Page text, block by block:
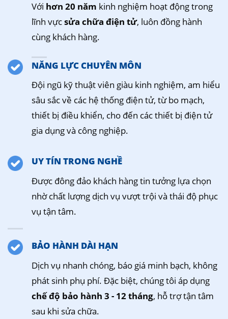
Với hơn 20 năm kinh nghiệm hoạt động trong
lĩnh vựcsửa chữa điện tử, luôn đồng hành
cùng khách hàng.
NĂNG LỰC CHUYÊN MÔN
Đội ngũ kỹ thuật viên giàu kinh nghiệm, am hiểu
sâu sắc về các hệ thống điện tử, từ bo mạch,
thiết bị điều khiển, cho đến các thiết bị điện tử
gia dụng và công nghiệp.
UY TÍN TRONG NGHỀ
Được đông đảo khách hàng tin tưởng lựa chọn
nhờ chất lượng dịch vụ vượt trội và thái độ phục
vụ tận tâm.
BẢO HÀNH DÀI HẠN
Dịch vụ nhanh chóng, báo giá minh bạch, không
phát sinh phụ phí. Đặc biệt, chúng tôi áp dụng
chế độ bảo hành 3 - 12 tháng, hỗ trợ tận tâm
sau khi sửa chữa.